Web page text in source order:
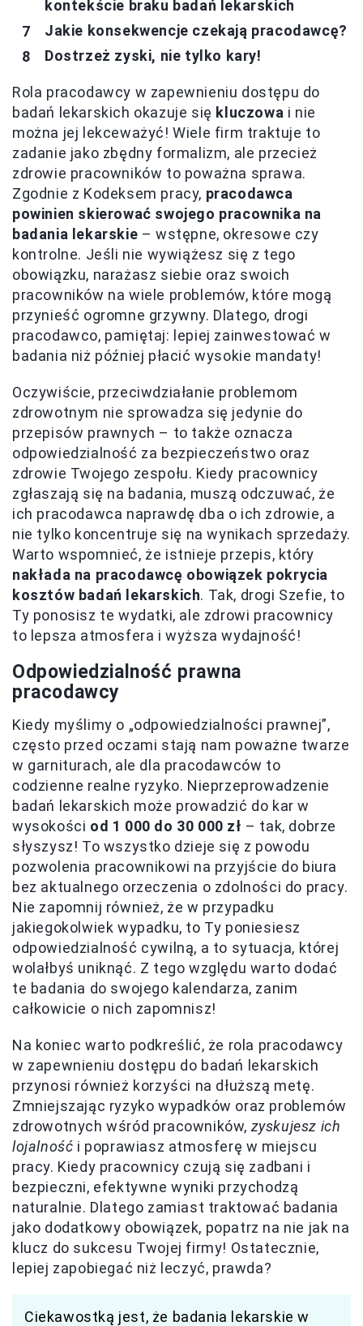
kontekście braku badań lekarskich
Jakie konsekwencje czekają pracodawcę?
Dostrzeż zyski, nie tylko kary!
Rola pracodawcy w zapewnieniu dostępu do
badań lekarskich okazuje się kluczowa i nie
można jej lekceważyć! Wiele firm traktuje to
zadanie jako zbędny formalizm, ale przecież
zdrowie pracowników to poważna sprawa.
Zgodnie z Kodeksem pracy, pracodawca
powinien skierować swojego pracownika na
badania lekarskie – wstępne, okresowe czy
kontrolne. Jeśli nie wywiążesz się z tego
obowiązku, narażasz siebie oraz swoich
pracowników na wiele problemów, które mogą
przynieść ogromne grzywny. Dlatego, drogi
pracodawco, pamiętaj: lepiej zainwestować w
badania niż później płacić wysokie mandaty!
Oczywiście, przeciwdziałanie problemom
zdrowotnym nie sprowadza się jedynie do
przepisów prawnych – to także oznacza
odpowiedzialność za bezpieczeństwo oraz
zdrowie Twojego zespołu. Kiedy pracownicy
zgłaszają się na badania, muszą odczuwać, że
ich pracodawca naprawdę dba o ich zdrowie, a
nie tylko koncentruje się na wynikach sprzedaży.
Warto wspomnieć, że istnieje przepis, który
nakłada na pracodawcę obowiązek pokrycia
kosztów badań lekarskich. Tak, drogi Szefie, to
Ty ponosisz te wydatki, ale zdrowi pracownicy
to lepsza atmosfera i wyższa wydajność!
Odpowiedzialność prawna
pracodawcy
Kiedy myślimy o „odpowiedzialności prawnej”,
często przed oczami stają nam poważne twarze
w garniturach, ale dla pracodawców to
codzienne realne ryzyko. Nieprzeprowadzenie
badań lekarskich może prowadzić do kar w
wysokości od 1 000 do 30 000 zł – tak, dobrze
słyszysz! To wszystko dzieje się z powodu
pozwolenia pracownikowi na przyjście do biura
bez aktualnego orzeczenia o zdolności do pracy.
Nie zapomnij również, że w przypadku
jakiegokolwiek wypadku, to Ty poniesiesz
odpowiedzialność cywilną, a to sytuacja, której
wolałbyś uniknąć. Z tego względu warto dodać
te badania do swojego kalendarza, zanim
całkowicie o nich zapomnisz!
Na koniec warto podkreślić, że rola pracodawcy
w zapewnieniu dostępu do badań lekarskich
przynosi również korzyści na dłuższą metę.
Zmniejszając ryzyko wypadków oraz problemów
zdrowotnych wśród pracowników, zyskujesz ich
lojalność i poprawiasz atmosferę w miejscu
pracy. Kiedy pracownicy czują się zadbani i
bezpieczni, efektywne wyniki przychodzą
naturalnie. Dlatego zamiast traktować badania
jako dodatkowy obowiązek, popatrz na nie jak na
klucz do sukcesu Twojej firmy! Ostatecznie,
lepiej zapobiegać niż leczyć, prawda?
Ciekawostką jest, że badania lekarskie w